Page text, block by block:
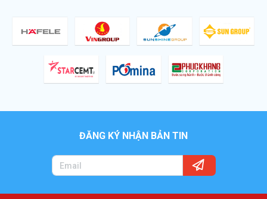
ĐĂNG KÝ NHẬN BẢN TIN